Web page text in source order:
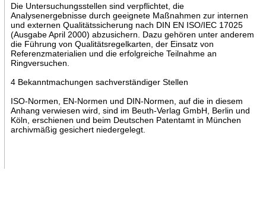
Die Untersuchungsstellen sind verpflichtet, die
Analysenergebnisse durch geeignete Maßnahmen zur internen
und externen Qualitätssicherung nach DIN EN ISO/IEC 17025
(Ausgabe April 2000) abzusichern. Dazu gehören unter anderem
die Führung von Qualitätsregelkarten, der Einsatz von
Referenzmaterialien und die erfolgreiche Teilnahme an
Ringversuchen.
4 Bekanntmachungen sachverständiger Stellen
ISO-Normen, EN-Normen und DIN-Normen, auf die in diesem
Anhang verwiesen wird, sind im Beuth-Verlag GmbH, Berlin und
Köln, erschienen und beim Deutschen Patentamt in München
archivmäßig gesichert niedergelegt.